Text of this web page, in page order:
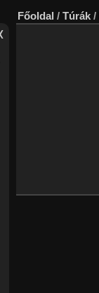
Főoldal / Túrák /